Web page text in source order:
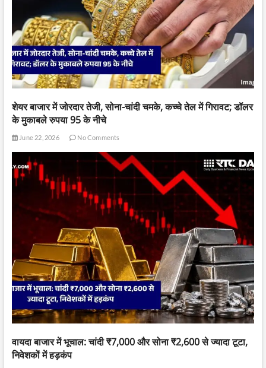
शेयर बाजार में जोरदार तेजी, सोना-चांदी चमके, कच्चे तेल में गिरावट; डॉलर
के मुकाबले रुपया 95 के नीचे
June 22, 2026 No Comments
वायदा बाजार में भूचाल: चांदी ₹7,000 और सोना ₹2,600 से ज्यादा टूटा,
निवेशकों में हड़कंप